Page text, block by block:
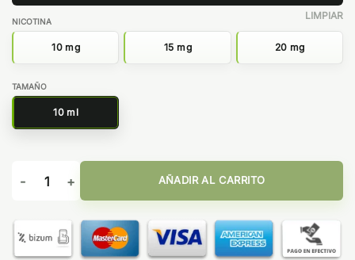
NICOTINA
10 mg 15 mg 20 mg
TAMAÑO
10 ml
LIMPIAR
Cherry Ice 10ml - Juicy Salts cantidad
AÑADIR AL CARRITO